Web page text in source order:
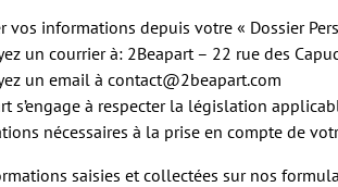
vos informations depuis votre « Dossier
un courrier à: 2Beapart – 22 rue des
un email à contact@2beapart.com
s’engage à respecter la législation
nécessaires à la prise en compte de
saisies et collectées sur nos